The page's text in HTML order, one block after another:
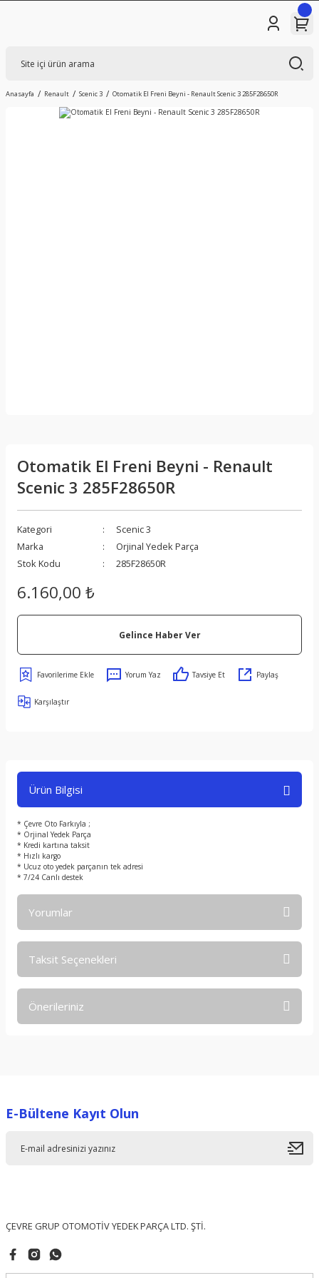
Anasayfa Renault Scenic 3 Otomatik El Freni Beyni - Renault Scenic 3 285F28650R
Otomatik El Freni Beyni - Renault
Scenic 3 285F28650R
Kategori
Scenic 3
Marka
Orjinal Yedek Parça
Stok Kodu
285F28650R
6.160,00 ₺
Gelince Haber Ver
Yorum Yaz Tavsiye Et Paylaş
Karşılaştır
Ürün Bilgisi
* Çevre Oto Farkıyla ;
* Orjinal Yedek Parça
* Kredi kartına taksit
* Hızlı kargo
* Ucuz oto yedek parçanın tek adresi
* 7/24 Canlı destek
Yorumlar
Taksit Seçenekleri
Önerileriniz
Ürün resmi kalitesiz, bozuk veya görüntülenemiyor.
E-Bültene Kayıt Olun
ÇEVRE GRUP OTOMOTİV YEDEK PARÇA LTD. ŞTİ.